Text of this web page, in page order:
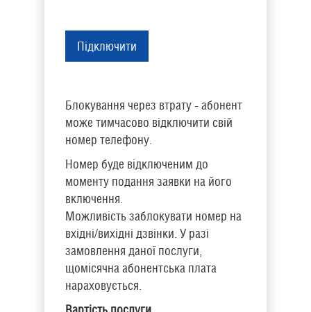
Підключити
Блокування через втрату - абонент
може тимчасово відключити свій
номер телефону.
Номер буде відключеним до
моменту подання заявки на його
включення.
Можливість заблокувати номер на
вхідні/вихідні дзвінки. У разі
замовлення даної послуги,
щомісячна абонентська плата
нараховується.